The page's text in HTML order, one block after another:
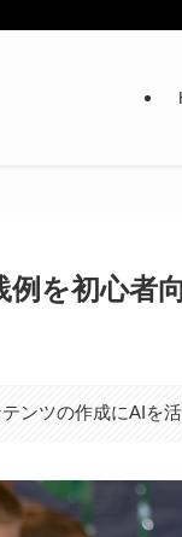
を初心者
ンツの作成にAIを